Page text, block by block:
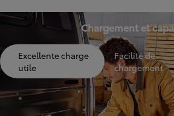
Chargement et
Excellente charge
utile
Facilité de
chargement